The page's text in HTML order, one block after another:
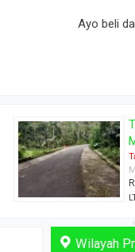
Ayo beli
Wilayah